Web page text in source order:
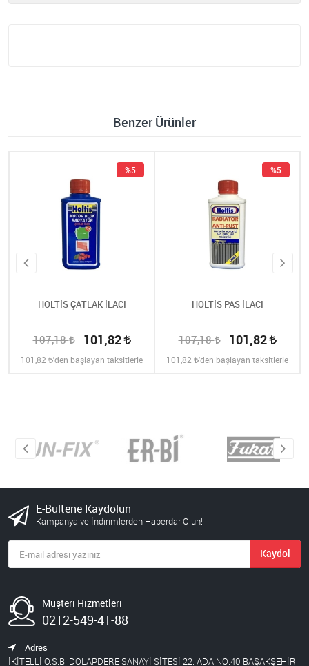
Benzer Ürünler
HOLTİS ÇATLAK İLACI
107,18 101,82
%5
101,82 'den başlayan taksitlerle
HOLTİS PAS İLACI
107,18 101,82
%5
101,82 'den başlayan taksitlerle
E-Bültene Kaydolun
Kampanya ve İndirimlerden Haberdar Olun!
Kaydol
Müşteri Hizmetleri
0212-549-41-88
Adres
İKİTELLİ O.S.B. DOLAPDERE SANAYİ SİTESİ 22. ADA NO:40 BAŞAKŞEHİR